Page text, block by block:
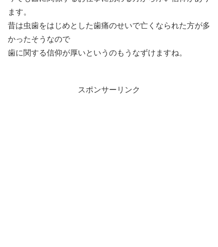
ます。
昔は虫歯をはじめとした歯痛のせいで亡くなられた方が多
かったそうなので
歯に関する信仰が厚いというのもうなずけますね。
スポンサーリンク